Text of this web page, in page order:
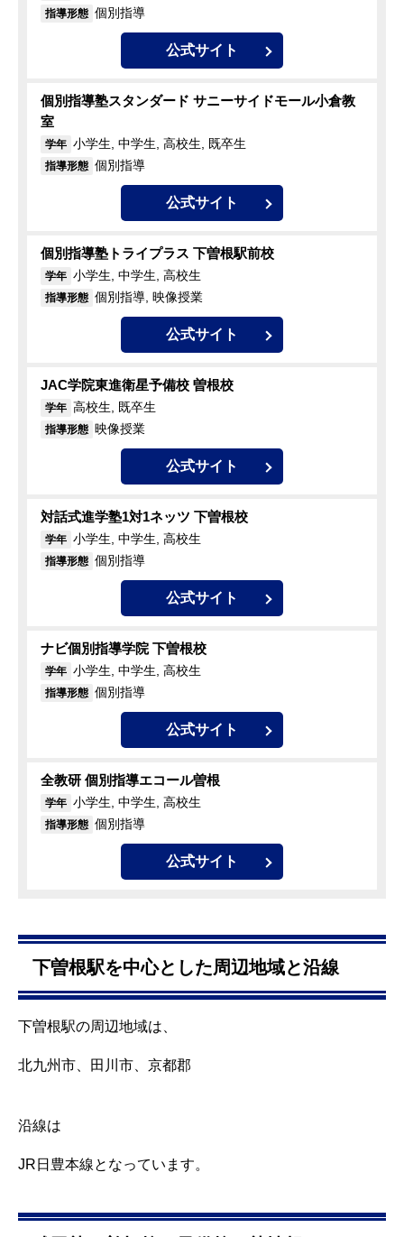
指導形態 個別指導
公式サイト
個別指導塾スタンダード サニーサイドモール小倉教
室
学年 小学生, 中学生, 高校生, 既卒生
指導形態 個別指導
公式サイト
個別指導塾トライプラス 下曽根駅前校
学年 小学生, 中学生, 高校生
指導形態 個別指導, 映像授業
公式サイト
JAC学院東進衛星予備校 曽根校
学年 高校生, 既卒生
指導形態 映像授業
公式サイト
対話式進学塾1対1ネッツ 下曽根校
学年 小学生, 中学生, 高校生
指導形態 個別指導
公式サイト
ナビ個別指導学院 下曽根校
学年 小学生, 中学生, 高校生
指導形態 個別指導
公式サイト
全教研 個別指導エコール曽根
学年 小学生, 中学生, 高校生
指導形態 個別指導
公式サイト
下曽根駅を中心とした周辺地域と沿線
下曽根駅の周辺地域は、
北九州市、田川市、京都郡
沿線は
JR日豊本線となっています。